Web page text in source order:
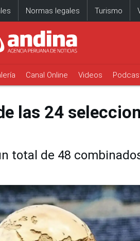
Normas legales Turismo
Canal Online Videos
las 24
total de 48